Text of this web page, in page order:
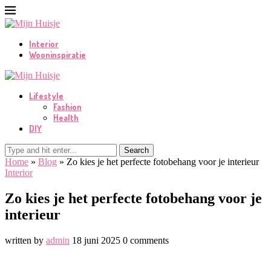
Interior
Wooninspiratie
Lifestyle
Fashion
Health
DIY
Search
Home » Blog » Zo kies je het perfecte fotobehang voor je interieur
Interior
Zo kies je het perfecte fotobehang voor je
interieur
written by admin 18 juni 2025 0 comments